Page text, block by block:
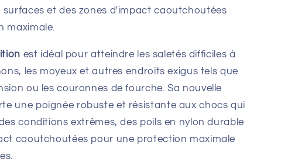
surfaces et des zones d'impact caoutchoutées
maximale.
est idéal pour atteindre les saletés difficiles à
les moyeux et autres endroits exigus tels que
ou les couronnes de fourche. Sa nouvelle
une poignée robuste et résistante aux chocs qui
conditions extrêmes, des poils en nylon durable
caoutchoutées pour une protection maximale